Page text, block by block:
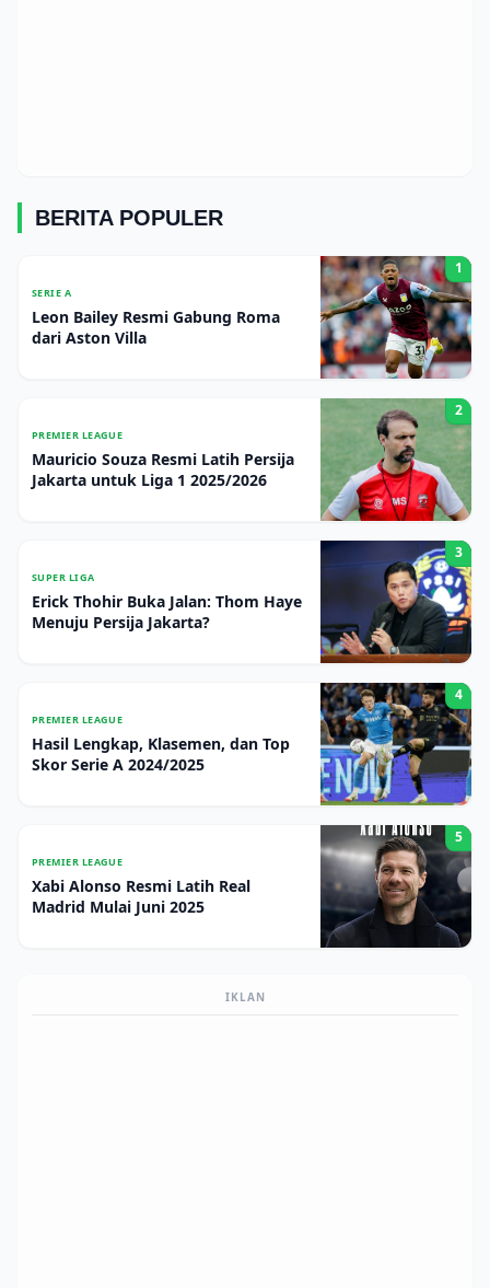
BERITA POPULER
SERIE A
Leon Bailey Resmi Gabung Roma
dari Aston Villa
1
PREMIER LEAGUE
Mauricio Souza Resmi Latih Persija
Jakarta untuk Liga 1 2025/2026
2
SUPER LIGA
Erick Thohir Buka Jalan: Thom Haye
Menuju Persija Jakarta?
3
PREMIER LEAGUE
Hasil Lengkap, Klasemen, dan Top
Skor Serie A 2024/2025
4
PREMIER LEAGUE
Xabi Alonso Resmi Latih Real
Madrid Mulai Juni 2025
5
IKLAN